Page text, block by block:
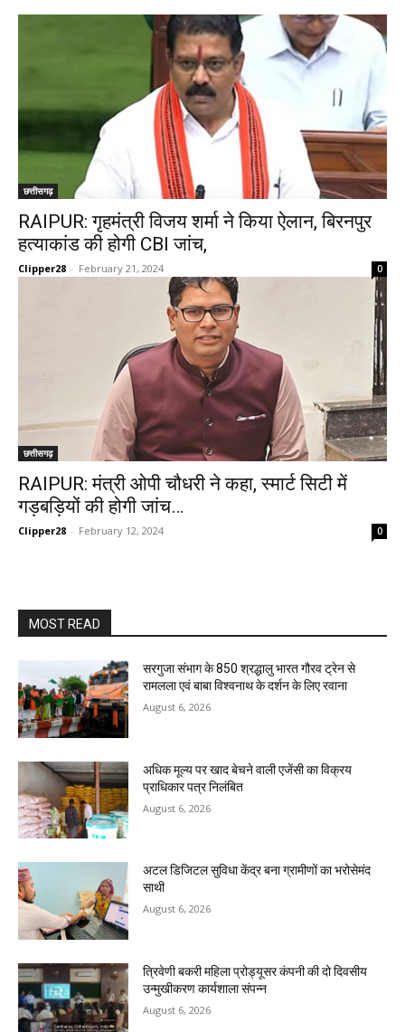
छत्तीसगढ़
RAIPUR: गृहमंत्री विजय शर्मा ने किया ऐलान, बिरनपुर
हत्याकांड की होगी CBI जांच,
Clipper28 - February 21, 2024 0
छत्तीसगढ़
RAIPUR: मंत्री ओपी चौधरी ने कहा, स्मार्ट सिटी में
गड़बड़ियों की होगी जांच…
Clipper28 - February 12, 2024 0
MOST READ
सरगुजा संभाग के 850 श्रद्धालु भारत गौरव ट्रेन से
रामलला एवं बाबा विश्वनाथ के दर्शन के लिए रवाना
August 6, 2026
अधिक मूल्य पर खाद बेचने वाली एजेंसी का विक्रय
प्राधिकार पत्र निलंबित
August 6, 2026
अटल डिजिटल सुविधा केंद्र बना ग्रामीणों का भरोसेमंद
साथी
August 6, 2026
त्रिवेणी बकरी महिला प्रोड्यूसर कंपनी की दो दिवसीय
उन्मुखीकरण कार्यशाला संपन्न
August 6, 2026